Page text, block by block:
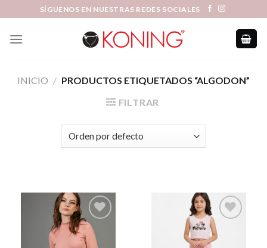
content
SÍGUENOS EN NUESTRAS REDES SOCIALES
INICIO / PRODUCTOS ETIQUETADOS “ALGODON”
FILTRAR